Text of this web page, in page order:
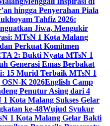
hingga Penyerahan Piala
Tahfiz 2026:
Jiwa, Mengukir
MTsN 1 Kota Malang
Perkuat Komitmen
2: Bukti Nyata MTsN 1
Generasi Emas Berbakat
15 Murid Terbaik MTsN 1
K 2026English Camp
Penutur Asing dari 4
Kota Malang Sukses Gelar
ke-48Wujud Syukur
1 Kota Malang Gelar Bakti